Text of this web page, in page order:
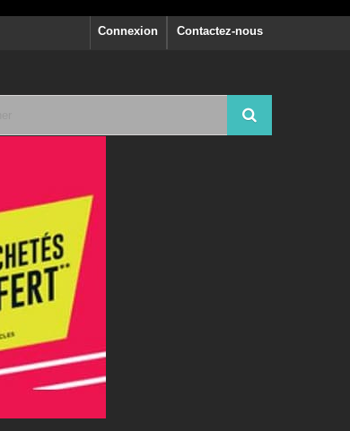
Contactez-nous
Connexion